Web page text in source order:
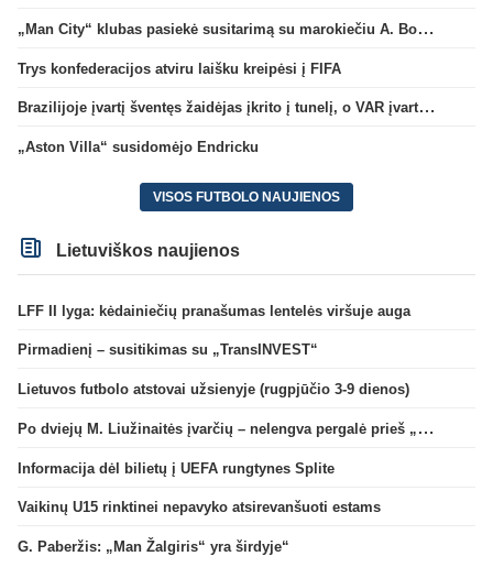
„Man City“ klubas pasiekė susitarimą su marokiečiu A. Bouaddi
Trys konfederacijos atviru laišku kreipėsi į FIFA
Brazilijoje įvartį šventęs žaidėjas įkrito į tunelį, o VAR įvartį atšaukė
„Aston Villa“ susidomėjo Endricku
VISOS FUTBOLO NAUJIENOS
Lietuviškos naujienos
LFF II lyga: kėdainiečių pranašumas lentelės viršuje auga
Pirmadienį – susitikimas su „TransINVEST“
Lietuvos futbolo atstovai užsienyje (rugpjūčio 3-9 dienos)
Po dviejų M. Liužinaitės įvarčių – nelengva pergalė prieš „Bangą“
Informacija dėl bilietų į UEFA rungtynes Splite
Vaikinų U15 rinktinei nepavyko atsirevanšuoti estams
G. Paberžis: „Man Žalgiris“ yra širdyje“